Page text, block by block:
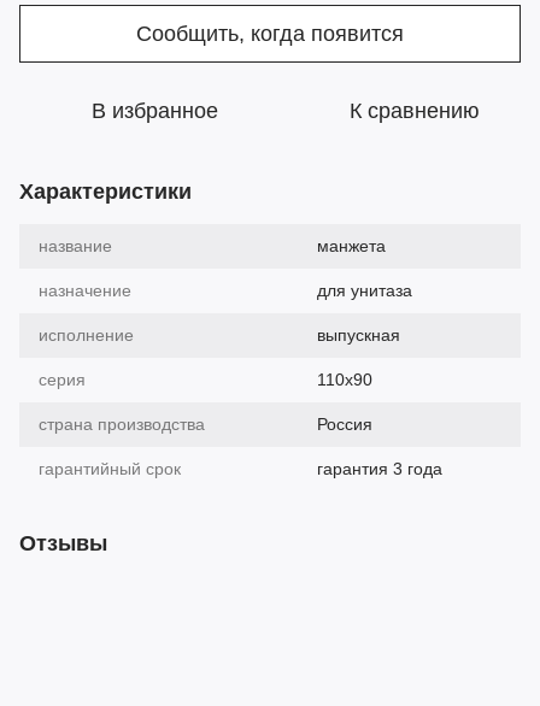
Сообщить, когда появится
В избранное К сравнению
Характеристики
название манжета
назначение для унитаза
исполнение выпускная
серия 110х90
страна производства Россия
гарантийный срок гарантия 3 года
Отзывы